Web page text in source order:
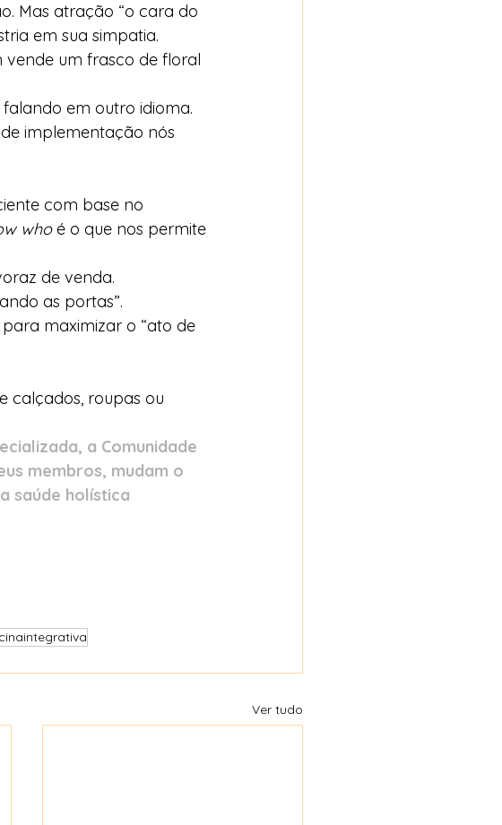
Mas atração “o cara do
em sua simpatia.
um frasco de floral
em outro idioma.
implementação nós
com base no
who é o que nos permite
de venda.
as portas”.
maximizar o “ato de
calçados, roupas ou
a Comunidade
membros, mudam o
saúde holística
Ver tudo